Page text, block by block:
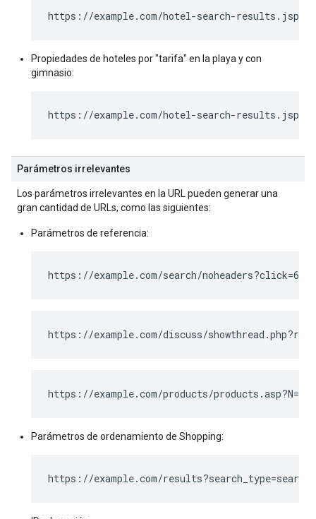
https://example.com/hotel-search-
Propiedades de hoteles por "tarifa" en la playa y con
gimnasio:
https://example.com/hotel-search-
Parámetros irrelevantes
Los parámetros irrelevantes en la URL pueden generar una
gran cantidad de URLs, como las siguientes:
Parámetros de referencia:
https://example.com/search/
https://example.com/discuss/
https://example.com/products/
Parámetros de ordenamiento de Shopping:
https://example.com/